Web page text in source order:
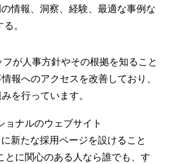
情報、洞察、経験、最適な事例な
。
が人事方針やその根拠を知ること
報へのアクセスを改善しており、
を行っています。
ョナルのウェブサイト
に新たな採用ページを設けること
とに関心のある人なら誰でも、す